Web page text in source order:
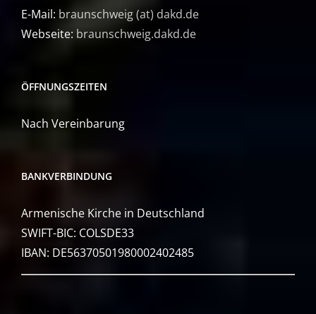
E-Mail: braunschweig (at) dakd.de
Webseite: braunschweig.dakd.de
ÖFFNUNGSZEITEN
Nach Vereinbarung
BANKVERBINDUNG
Armenische Kirche in Deutschland
SWIFT-BIC: COLSDE33
IBAN: DE56370501980002402485